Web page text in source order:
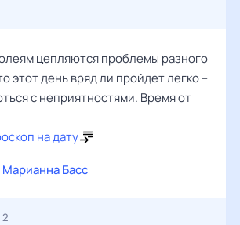
цепляются проблемы разного
этот день вряд ли пройдет легко –
с неприятностями. Время от
на дату
Марианна Басс